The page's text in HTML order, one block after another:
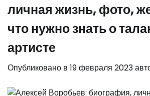
личная жизнь, фото,
что нужно знать о
артисте
Опубликовано в 19 февраля 2023